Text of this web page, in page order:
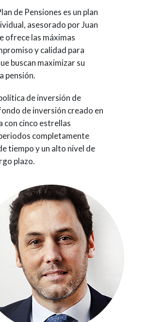
de Pensiones es un plan
asesorado por Juan
ofrece las máximas
y calidad para
buscan maximizar su
pensión.
de inversión de
de inversión creado en
con cinco estrellas
completamente
tiempo y un alto nivel de
plazo.